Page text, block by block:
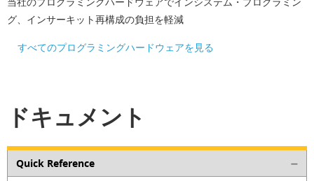
グ、インサーキット再構成の負担を軽減
すべてのプログラミングハードウェアを見る
ドキュメント
Quick Reference